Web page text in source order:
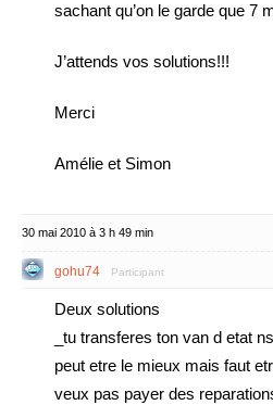
sachant qu’on le garde que 7
J’attends vos solutions!!!
Merci
Amélie et Simon
30 mai 2010 à 3 h 49 min
gohu74 Participant
Deux solutions
_tu transferes ton van d etat
peut etre le mieux mais faut
veux pas payer des